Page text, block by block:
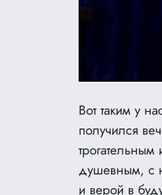
Вот таким у
получился
трогательным
душевным, с
и верой в